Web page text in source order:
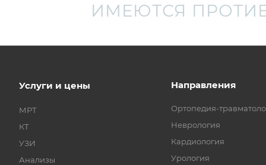
ИМЕЮТСЯ
Услуги и цены
МРТ
КТ
УЗИ
Анализы
Направления
Ортопедия-
Неврология
Кардиология
Урология